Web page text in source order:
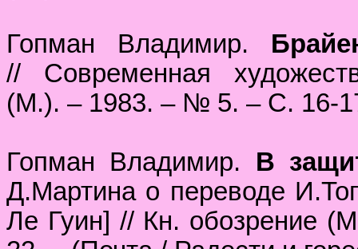
Гопман Владимир.
// Современная
(М.). – 1983. – № 5. – С. 16-
Гопман Владимир. В
Д.Мартина о переводе
Ле Гуин] // Кн. обозрение